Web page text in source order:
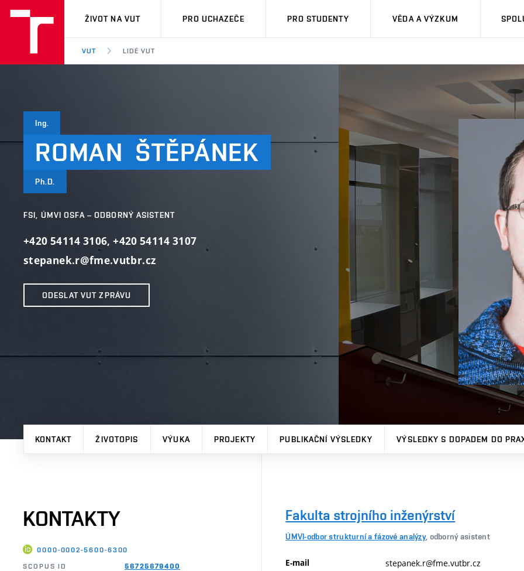
VUT
ŽIVOT NA VUT PRO UCHAZEČE PRO STUDENTY VĚDA A VÝZKUM
VUT LIDÉ VUT
Ing.
ROMAN ŠTĚPÁNEK
Ph.D.
FSI, ÚMVI OSFA – ODBORNÝ ASISTENT
+420 54114 3106,+420 54114 3107
stepanek.r@fme.vutbr.cz
ODESLAT VUT ZPRÁVU
KONTAKT ŽIVOTOPIS VÝUKA PROJEKTY PUBLIKAČNÍ VÝSLEDKY VÝSLEDKY S DOPADEM DO
KONTAKTY
0000-0002-5600-6300
SCOPUS ID 56725679400
Fakulta strojního inženýrství
ÚMVI-odbor strukturní a fázové analýzy, odborný asistent
E-mail stepanek.r@fme.vutbr.cz